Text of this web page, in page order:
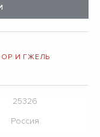
И ГЖЕЛЬ
25326
Россия